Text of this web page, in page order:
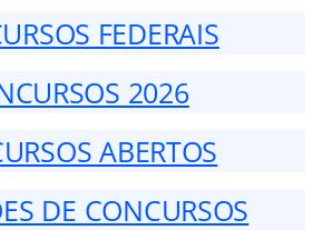
FEDERAIS
2026
ABERTOS
DE CONCURSOS